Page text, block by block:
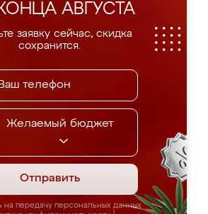
АВГУСТА
заявку сейчас, скидка
сохранится.
Желаемый бюджет
Отправить
на передачу персональных данных